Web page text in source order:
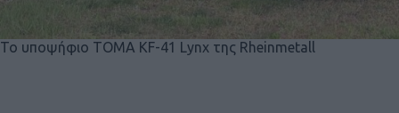
To υποψήφιο ΤΟΜΑ KF-41 Lynx της Rheinmetall